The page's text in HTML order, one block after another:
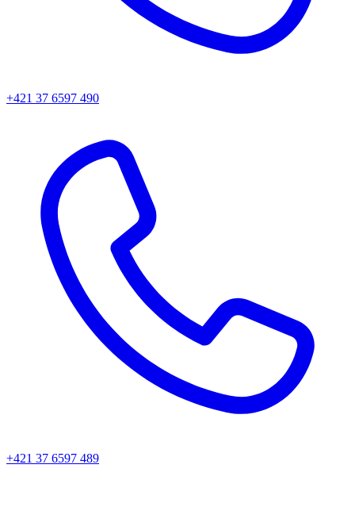
+421 37 6597 490
+421 37 6597 489